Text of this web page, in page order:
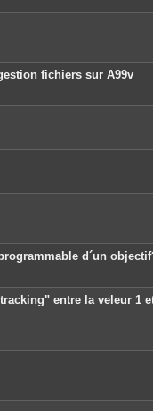
fichiers sur A99v
d´un
entre la veleur 1